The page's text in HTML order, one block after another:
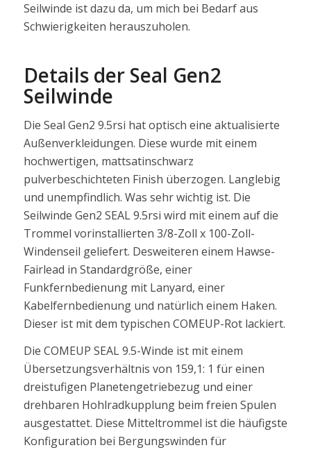
Seilwinde ist dazu da, um mich bei Bedarf aus
Schwierigkeiten herauszuholen.
Details der Seal Gen2
Seilwinde
Die Seal Gen2 9.5rsi hat optisch eine aktualisierte
Außenverkleidungen. Diese wurde mit einem
hochwertigen, mattsatinschwarz
pulverbeschichteten Finish überzogen. Langlebig
und unempfindlich. Was sehr wichtig ist. Die
Seilwinde Gen2 SEAL 9.5rsi wird mit einem auf die
Trommel vorinstallierten 3/8-Zoll x 100-Zoll-
Windenseil geliefert. Desweiteren einem Hawse-
Fairlead in Standardgröße, einer
Funkfernbedienung mit Lanyard, einer
Kabelfernbedienung und natürlich einem Haken.
Dieser ist mit dem typischen COMEUP-Rot lackiert.
Die COMEUP SEAL 9.5-Winde ist mit einem
Übersetzungsverhältnis von 159,1: 1 für einen
dreistufigen Planetengetriebezug und einer
drehbaren Hohlradkupplung beim freien Spulen
ausgestattet. Diese Mitteltrommel ist die häufigste
Konfiguration bei Bergungswinden für